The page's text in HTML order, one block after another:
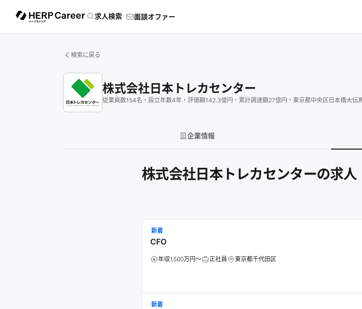
求人検索 面談オファー
検索に戻る
株式会社日本トレカセンター
従業員数154名 ・ 設立年数4年 ・ 評価額142.3億円 ・ 累計調達額27億円 ・ 東京都中央区日本橋大伝
企業情報
株式会社日本トレカセンターの求
新着
CFO
年収1,500万円～ 正社員 東京都千代田区
新着